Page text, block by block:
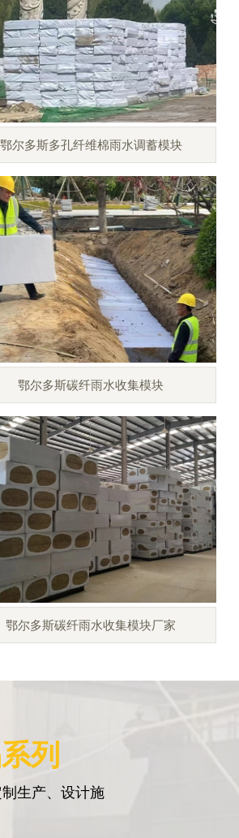
鄂尔多斯多孔纤维棉雨水调蓄模块
鄂尔多斯碳纤雨水收集模块
鄂尔多斯碳纤雨水收集模块厂家
列
生产、设计施